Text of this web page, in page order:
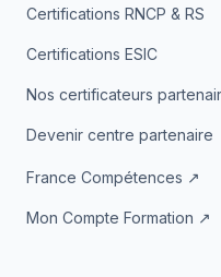
Certifications RNCP & RS
Certifications ESIC
Nos certificateurs
Devenir centre partenaire
France Compétences ↗
Mon Compte Formation ↗